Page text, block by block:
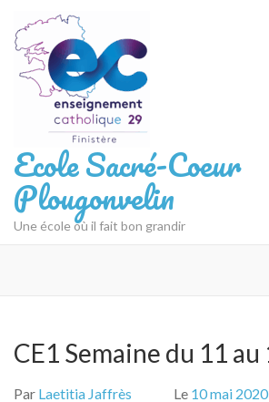
au
contenu
(Pressez
Entrée)
Ecole Sacré-Coeur
Plougonvelin
Une école où il fait bon grandir
CE1 Semaine du 11 au
Par Laetitia Jaffrès Le 10 mai 2020